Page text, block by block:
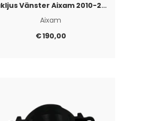
Bakljus Vänster Aixam 2010-2016
Aixam
€190,00